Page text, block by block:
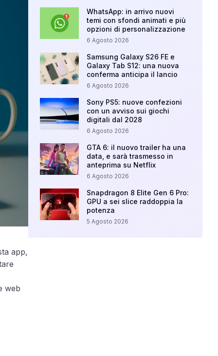
app,
web
WhatsApp: in arrivo nuovi
temi con sfondi animati e più
opzioni di personalizzazione
6 Agosto 2026
Samsung Galaxy S26 FE e
Galaxy Tab S12: una nuova
conferma anticipa il lancio
6 Agosto 2026
Sony PS5: nuove confezioni
con un avviso sui giochi
digitali dal 2028
6 Agosto 2026
GTA 6: il nuovo trailer ha una
data, e sarà trasmesso in
anteprima su Netflix
6 Agosto 2026
Snapdragon 8 Elite Gen 6 Pro:
GPU a sei slice raddoppia la
potenza
5 Agosto 2026